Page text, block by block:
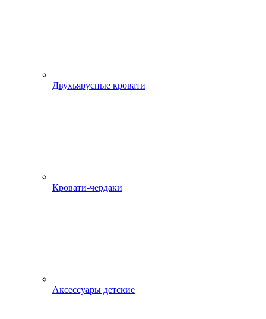
Двухъярусные кровати
Кровати-чердаки
Аксессуары детские